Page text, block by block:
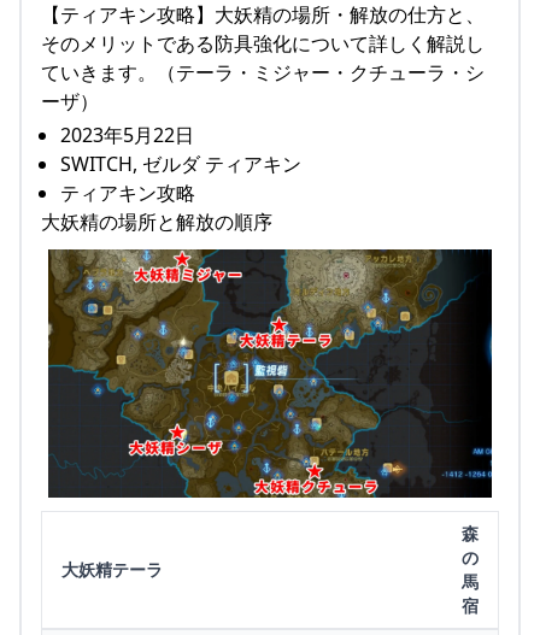
【ティアキン攻略】大妖精の場所・解放の仕方と、
そのメリットである防具強化について詳しく解説し
ていきます。（テーラ・ミジャー・クチューラ・シ
ーザ）
2023年5月22日
SWITCH, ゼルダ ティアキン
ティアキン攻略
大妖精の場所と解放の順序
大妖精テーラ
森
の
馬
宿